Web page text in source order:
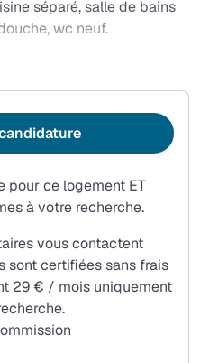
séparé, salle de bains
wc neuf.
pour ce logement ET
à votre recherche.
vous contactent
sont certifiées sans frais
29 € / mois uniquement